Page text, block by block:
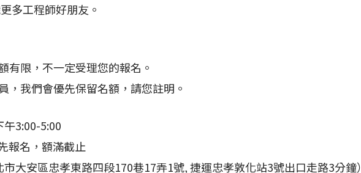
多工程師好朋友。
有限，不一定受理您的報名。
，我們會優先保留名額，請您註明。
3:00-5:00
報名，額滿截止
大安區忠孝東路四段170巷17弄1號, 捷運忠孝敦化站3號出口走路3分鐘）